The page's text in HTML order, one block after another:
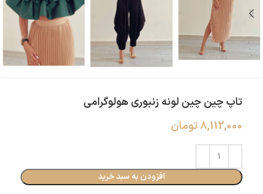
تاپ چین چین لونه زنبوری هولوگرامی
8,112,000تومان
افزودن به سبد خرید